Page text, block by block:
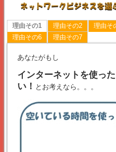
理由その1 理由その2 理由そ
理由その6
理由その7
あなたがもし
インターネットを使っ
い！ とお考えなら。。。